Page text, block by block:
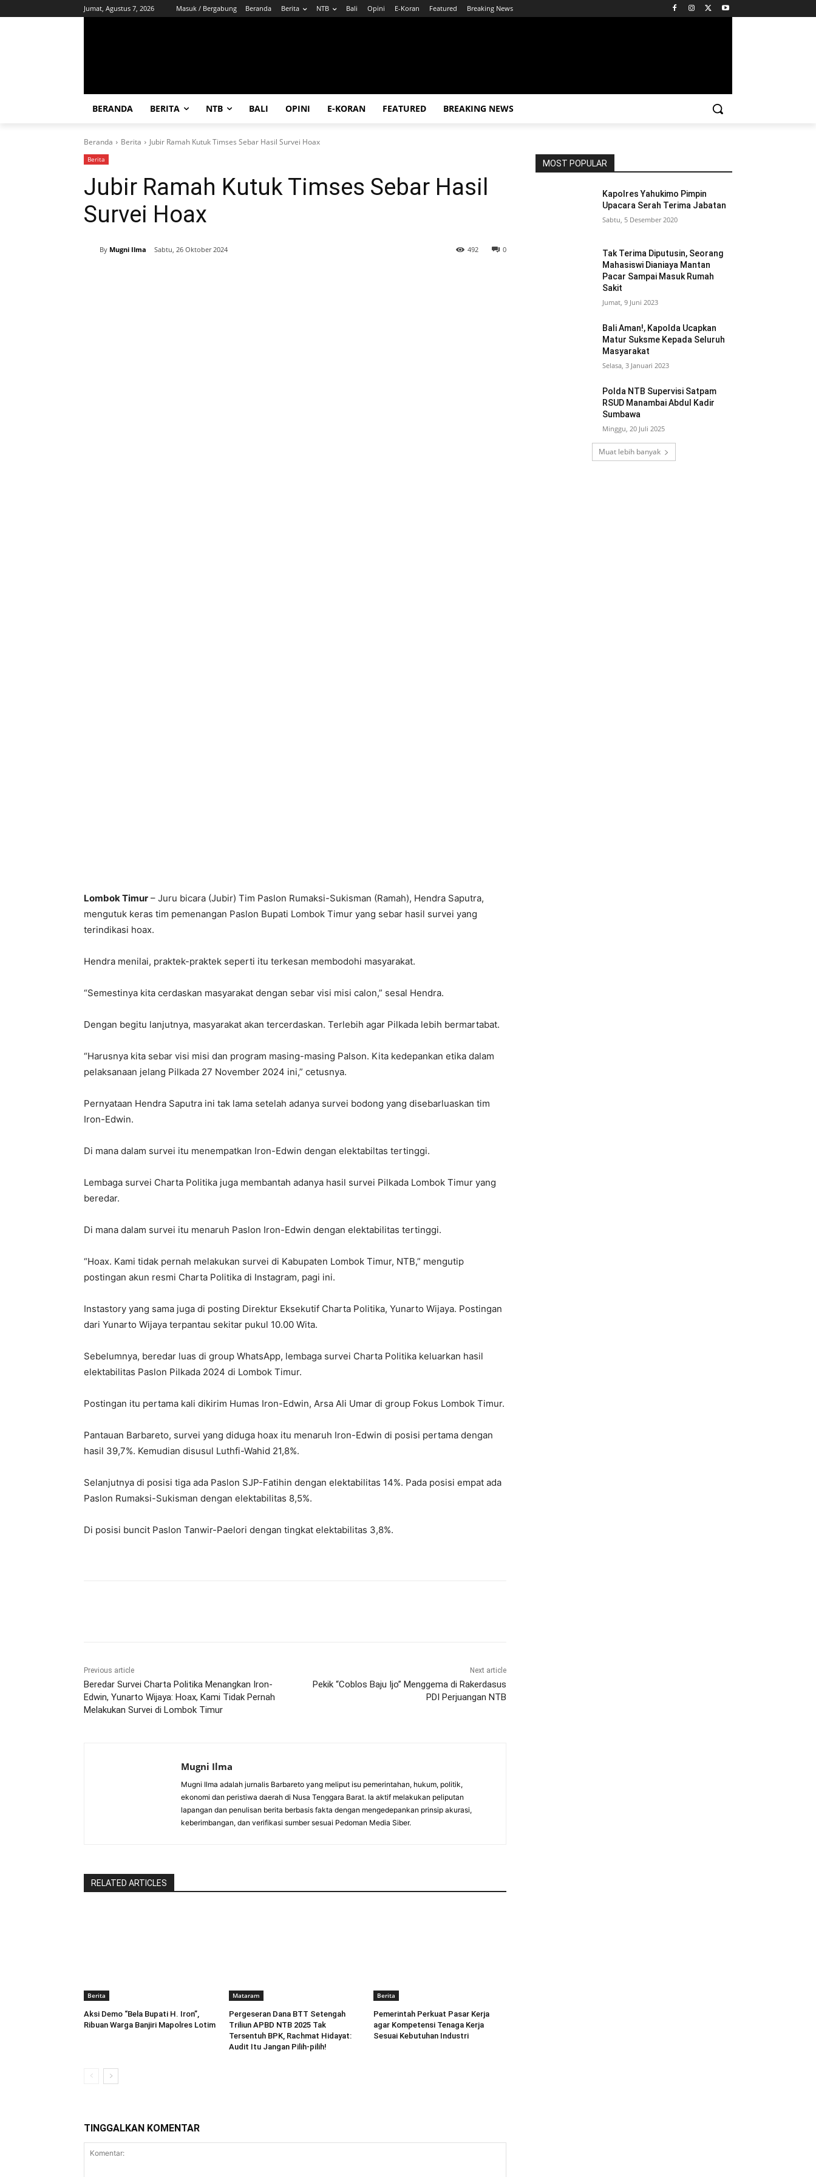
Jumat, Agustus 7, 2026 Masuk / Bergabung Beranda Berita NTB Bali Opini E-Koran Featured Breaking News
BERANDA BERITA NTB BALI OPINI E-KORAN FEATURED BREAKING NEWS
Beranda Berita Jubir Ramah Kutuk Timses Sebar Hasil Survei Hoax
Berita
Jubir Ramah Kutuk Timses Sebar Hasil
Survei Hoax
By Mugni Ilma Sabtu, 26 Oktober 2024 0
492
Lombok Timur – Juru bicara (Jubir) Tim Paslon Rumaksi-Sukisman (Ramah), Hendra Saputra,
mengutuk keras tim pemenangan Paslon Bupati Lombok Timur yang sebar hasil survei yang
terindikasi hoax.
Hendra menilai, praktek-praktek seperti itu terkesan membodohi masyarakat.
“Semestinya kita cerdaskan masyarakat dengan sebar visi misi calon,” sesal Hendra.
Dengan begitu lanjutnya, masyarakat akan tercerdaskan. Terlebih agar Pilkada lebih bermartabat.
“Harusnya kita sebar visi misi dan program masing-masing Palson. Kita kedepankan etika dalam
pelaksanaan jelang Pilkada 27 November 2024 ini,” cetusnya.
Pernyataan Hendra Saputra ini tak lama setelah adanya survei bodong yang disebarluaskan tim
Iron-Edwin.
Di mana dalam survei itu menempatkan Iron-Edwin dengan elektabiltas tertinggi.
Lembaga survei Charta Politika juga membantah adanya hasil survei Pilkada Lombok Timur yang
beredar.
Di mana dalam survei itu menaruh Paslon Iron-Edwin dengan elektabilitas tertinggi.
“Hoax. Kami tidak pernah melakukan survei di Kabupaten Lombok Timur, NTB,” mengutip
postingan akun resmi Charta Politika di Instagram, pagi ini.
Instastory yang sama juga di posting Direktur Eksekutif Charta Politika, Yunarto Wijaya. Postingan
dari Yunarto Wijaya terpantau sekitar pukul 10.00 Wita.
Sebelumnya, beredar luas di group WhatsApp, lembaga survei Charta Politika keluarkan hasil
elektabilitas Paslon Pilkada 2024 di Lombok Timur.
Postingan itu pertama kali dikirim Humas Iron-Edwin, Arsa Ali Umar di group Fokus Lombok Timur.
Pantauan Barbareto, survei yang diduga hoax itu menaruh Iron-Edwin di posisi pertama dengan
hasil 39,7%. Kemudian disusul Luthfi-Wahid 21,8%.
Selanjutnya di posisi tiga ada Paslon SJP-Fatihin dengan elektabilitas 14%. Pada posisi empat ada
Paslon Rumaksi-Sukisman dengan elektabilitas 8,5%.
Di posisi buncit Paslon Tanwir-Paelori dengan tingkat elektabilitas 3,8%.
Previous article
Beredar Survei Charta Politika Menangkan Iron-
Edwin, Yunarto Wijaya: Hoax, Kami Tidak Pernah
Melakukan Survei di Lombok Timur
Next article
Pekik “Coblos Baju Ijo” Menggema di Rakerdasus
PDI Perjuangan NTB
Mugni Ilma
Mugni Ilma adalah jurnalis Barbareto yang meliput isu pemerintahan, hukum, politik,
ekonomi dan peristiwa daerah di Nusa Tenggara Barat. Ia aktif melakukan peliputan
lapangan dan penulisan berita berbasis fakta dengan mengedepankan prinsip akurasi,
keberimbangan, dan verifikasi sumber sesuai Pedoman Media Siber.
RELATED ARTICLES
Berita
Aksi Demo “Bela Bupati H. Iron”,
Ribuan Warga Banjiri Mapolres Lotim
Mataram
Pergeseran Dana BTT Setengah
Triliun APBD NTB 2025 Tak
Tersentuh BPK, Rachmat Hidayat:
Audit Itu Jangan Pilih-pilih!
Berita
Pemerintah Perkuat Pasar Kerja
agar Kompetensi Tenaga Kerja
Sesuai Kebutuhan Industri
TINGGALKAN KOMENTAR
MOST POPULAR
Kapolres Yahukimo Pimpin
Upacara Serah Terima Jabatan
Sabtu, 5 Desember 2020
Tak Terima Diputusin, Seorang
Mahasiswi Dianiaya Mantan
Pacar Sampai Masuk Rumah
Sakit
Jumat, 9 Juni 2023
Bali Aman!, Kapolda Ucapkan
Matur Suksme Kepada Seluruh
Masyarakat
Selasa, 3 Januari 2023
Polda NTB Supervisi Satpam
RSUD Manambai Abdul Kadir
Sumbawa
Minggu, 20 Juli 2025
Muat lebih banyak